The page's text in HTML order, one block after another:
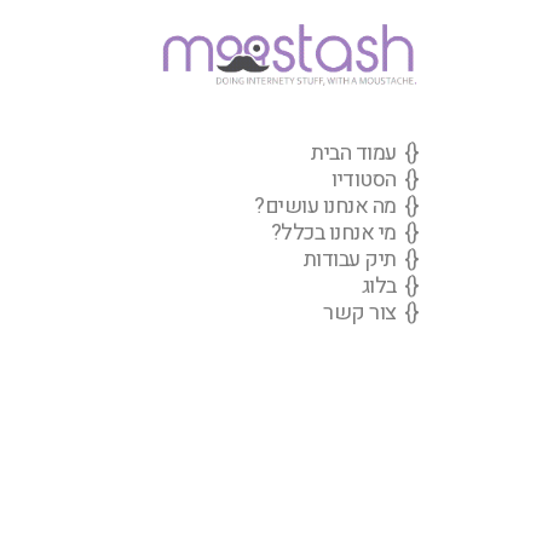
{ עמוד הבית }
{ הסטודיו }
{ מה אנחנו עושים? }
{ מי אנחנו בכלל? }
{ תיק עבודות }
{ בלוג }
{ צור קשר }